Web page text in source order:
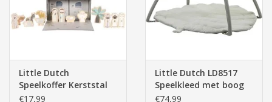
Little Dutch
Speelkoffer Kerststal
€17,99
Little Dutch LD8517
Speelkleed met boog
Little Goose 99x91cm
€74,99